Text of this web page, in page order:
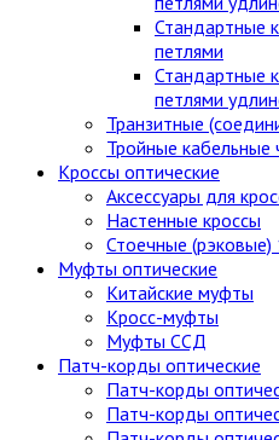
Стандартные
петлями
Стандартные
петлями
Транзитные
Тройные кабельные
Кроссы оптические
Аксессуары для
Настенные кроссы
Стоечные (рэковые)
Муфты оптические
Китайские муфты
Кросс-муфты
Муфты ССД
Патч-корды оптические
Патч-корды
Патч-корды